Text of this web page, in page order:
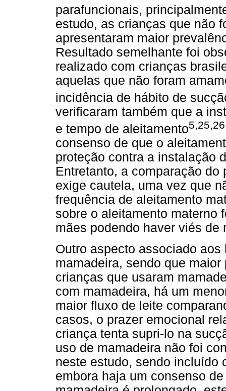
parafuncionais,
estudo, as crianças que não
apresentaram maior
Resultado semelhante foi
realizado com crianças
aquelas que não foram
incidência de hábito de
verificaram também que a
e tempo de aleitamento5,25,26
consenso de que o
proteção contra a instalação
Entretanto, a comparação
exige cautela, uma vez que
frequência de aleitamento
sobre o aleitamento materno
mães podendo haver viés de
Outro aspecto associado
mamadeira, sendo que
crianças que usaram
com mamadeira, há um
maior fluxo de leite
casos, o prazer emocional
criança tenta supri-lo na
uso de mamadeira não foi
neste estudo, sendo incluído
embora haja um consenso